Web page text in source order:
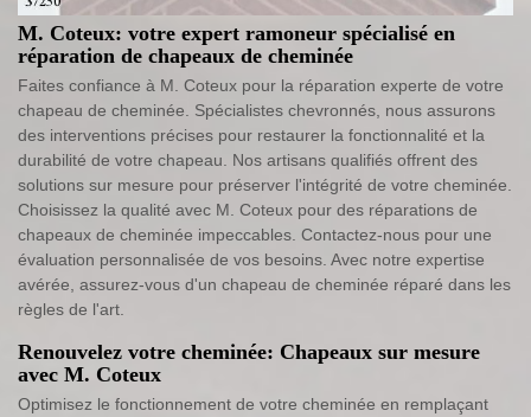
M. Coteux: votre expert ramoneur spécialisé en
réparation de chapeaux de cheminée
Faites confiance à M. Coteux pour la réparation experte de votre
chapeau de cheminée. Spécialistes chevronnés, nous assurons
des interventions précises pour restaurer la fonctionnalité et la
durabilité de votre chapeau. Nos artisans qualifiés offrent des
solutions sur mesure pour préserver l'intégrité de votre cheminée.
Choisissez la qualité avec M. Coteux pour des réparations de
chapeaux de cheminée impeccables. Contactez-nous pour une
évaluation personnalisée de vos besoins. Avec notre expertise
avérée, assurez-vous d'un chapeau de cheminée réparé dans les
règles de l'art.
Renouvelez votre cheminée: Chapeaux sur mesure
avec M. Coteux
Optimisez le fonctionnement de votre cheminée en remplaçant